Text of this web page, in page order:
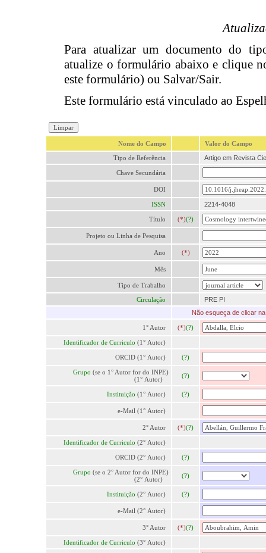
Para atualizar um documento do
atualize o formulário abaixo e clique
este formulário) ou Salvar/Sair.
Este formulário está vinculado ao
Nome do Campo
Valor do Campo
Tipo de Referência
Artigo em Revista
Chave Secundária
DOI
ISSN 2214-4048
Título (*)(?)
Projeto ou Linha de Pesquisa
Ano (*)
Mês
Tipo de Trabalho
Circulação
PRE PI
Não esqueça de clicar
1° Autor (*)(?)
Identificador de Curriculo (1° Autor)
ORCID (1° Autor) (?)
Grupo (se o 1° Autor for do INPE)
(1° Autor)
(?)
Instituição (1° Autor) (?)
e-Mail (1° Autor)
2° Autor (*)(?)
Identificador de Curriculo (2° Autor)
ORCID (2° Autor) (?)
Grupo (se o 2° Autor for do INPE)
(2° Autor)
(?)
Instituição (2° Autor) (?)
e-Mail (2° Autor)
3° Autor (*)(?)
Identificador de Curriculo (3° Autor)